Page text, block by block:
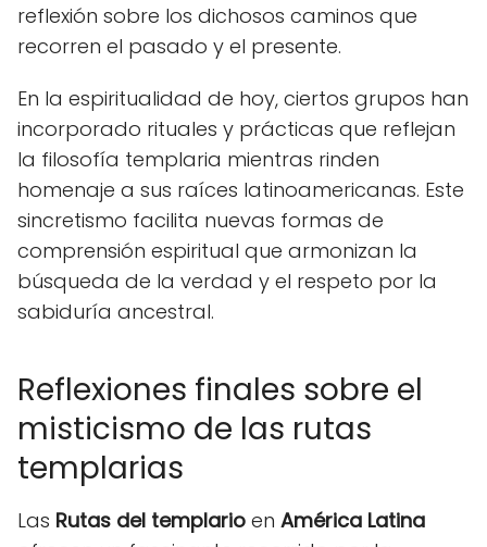
reflexión sobre los dichosos caminos que
recorren el pasado y el presente.
En la espiritualidad de hoy, ciertos grupos han
incorporado rituales y prácticas que reflejan
la filosofía templaria mientras rinden
homenaje a sus raíces latinoamericanas. Este
sincretismo facilita nuevas formas de
comprensión espiritual que armonizan la
búsqueda de la verdad y el respeto por la
sabiduría ancestral.
Reflexiones finales sobre el
misticismo de las rutas
templarias
Las Rutas del templario en América Latina